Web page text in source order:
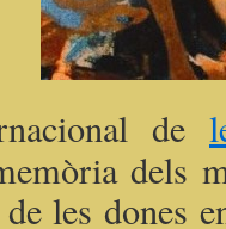
de
dels
les dones